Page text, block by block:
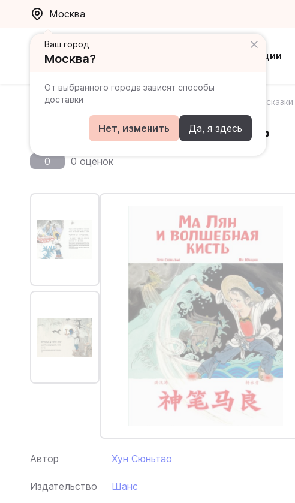
Москва
Акции
Ваш город
Москва?
От выбранного города зависят способы
доставки
Нет, изменить Да, я здесь
Главная Каталог Читаем по-китайски. Волшебные сказки
Ма Лян и волшебная кисть
0 0 оценок
Автор Хун Сюньтао
Издательство Шанс